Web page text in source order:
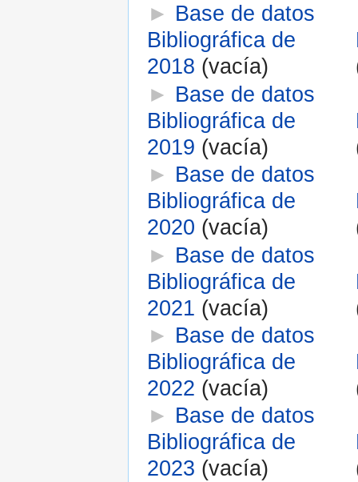
► Base de datos
Bibliográfica de
2018 (vacía)
► Base de datos
Bibliográfica de
2019 (vacía)
► Base de datos
Bibliográfica de
2020 (vacía)
► Base de datos
Bibliográfica de
2021 (vacía)
► Base de datos
Bibliográfica de
2022 (vacía)
► Base de datos
Bibliográfica de
2023 (vacía)